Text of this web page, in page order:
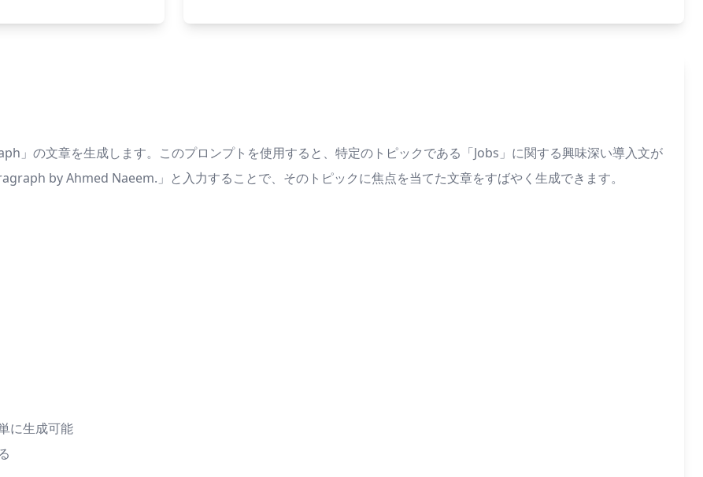
」の文章を生成します。このプロンプトを使用すると、特定のトピックである「Jobs」に関する興味深い導入文が
by Ahmed Naeem.」と入力することで、そのトピックに焦点を当てた文章をすばやく生成できます。
に生成可能